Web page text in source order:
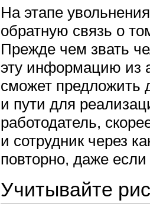
На этапе
обратную связь о
Прежде чем звать
эту информацию из
сможет предложить
и пути для
работодатель,
и сотрудник через
повторно, даже
Учитывайте